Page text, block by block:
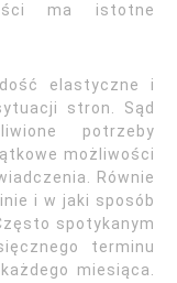
ma istotne
elastyczne i
stron. Sąd
potrzeby
możliwości
Równie
i w jaki sposób
spotykanym
terminu
miesiąca.